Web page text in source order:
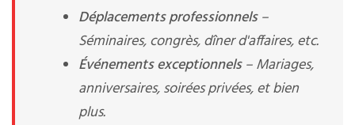
Déplacements professionnels–
Séminaires, congrès, dîner d'affaires, etc.
Événements exceptionnels– Mariages,
anniversaires, soirées privées, et bien
plus.